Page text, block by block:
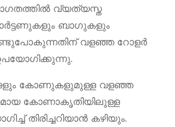
വ്യത്യസ്ത
ബാഗുകളും
വളഞ്ഞ റോളർ
കോണുകളുമുള്ള വളഞ്ഞ
കോണാകൃതിയിലുള്ള
തിരിച്ചറിയാൻ കഴിയും.